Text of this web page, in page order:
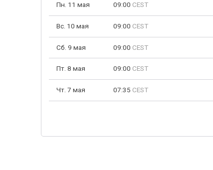
Пн. 11 мая 09:00 CEST
Вс. 10 мая 09:00 CEST
Сб. 9 мая 09:00 CEST
Пт. 8 мая 09:00 CEST
Чт. 7 мая 07:35 CEST